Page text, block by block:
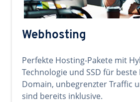
Webhosting
Perfekte Hosting-Pakete mit
Technologie und SSD für
Domain, unbegrenzter Traffic
sind bereits inklusive.